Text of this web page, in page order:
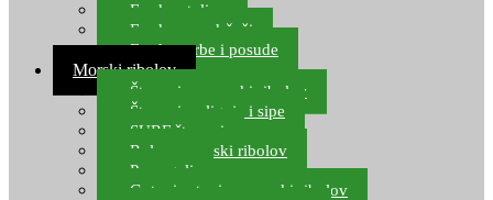
Feeder stolice
Feeder arm držači
Feeder torbe i posude
Morski ribolov
Štapovi za morski ribolov
Štapovi za lignje i sipe
SURF štapovi
Role za morski ribolov
Parangali
Gotovi setovi za morski ribolov